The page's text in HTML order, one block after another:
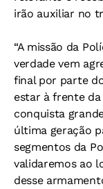
irão auxiliar no
“A missão da
verdade vem
final por parte
estar à frente
conquista
última geração
segmentos da
validaremos ao
desse